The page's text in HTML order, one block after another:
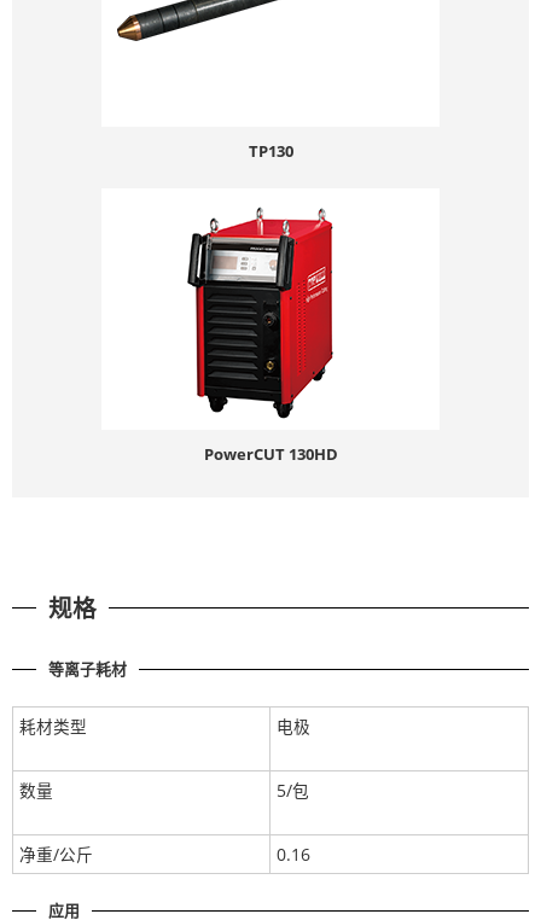
TP130
PowerCUT 130HD
规格
等离子耗材
耗材类型 电极
数量 5/包
净重/公斤 0.16
应用